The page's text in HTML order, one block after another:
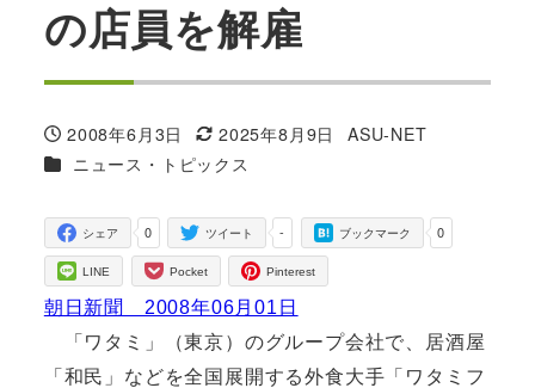
の店員を解雇
投稿日
2008年6月3日
更新日
2025年8月9日
著
ASU-NET
カテゴリー
ニュース・トピックス
0
シェア -
ツイート 0
ブックマーク
LINE Pocket Pinterest
朝日新聞 2008年06月01日
「ワタミ」（東京）のグループ会社で、居酒屋
「和民」などを全国展開する外食大手「ワタミフ